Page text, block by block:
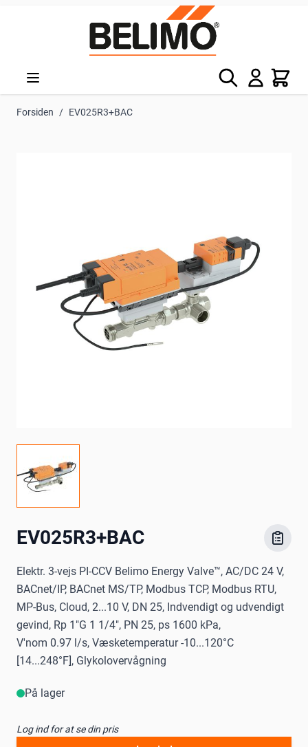
Søg Kurv
Forsiden / EV025R3+BAC
EV025R3+BAC
Elektr. 3-vejs PI-CCV Belimo Energy Valve™, AC/DC 24 V,
BACnet/IP, BACnet MS/TP, Modbus TCP, Modbus RTU,
MP-Bus, Cloud, 2...10 V, DN 25, Indvendigt og udvendigt
gevind, Rp 1"G 1 1/4", PN 25, ps 1600 kPa,
V'nom 0.97 l/s, Væsketemperatur -10...120°C
[14...248°F], Glykolovervågning
På lager
Log ind for at se din pris